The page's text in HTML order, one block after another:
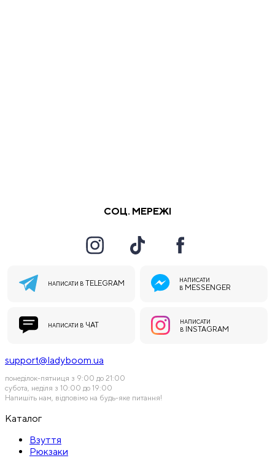
СОЦ. МЕРЕЖІ
НАПИСАТИ В TELEGRAM
НАПИСАТИ
В MESSENGER
НАПИСАТИ В ЧАТ
НАПИСАТИ
В INSTAGRAM
support@ladyboom.ua
понеділок-пятниця з 9:00 до 21:00
субота, неділя з 10:00 до 19:00
Напишіть нам, відповімо на будь-яке питання!
Каталог
Взуття
Рюкзаки